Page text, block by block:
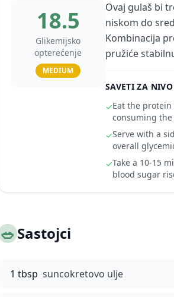
18.5
Glikemijsko
opterećenje
MEDIUM
Ovaj gulaš bi
niskom do
Kombinacija
pružiće
SAVETI ZA
✓Eat the
consuming
✓Serve with a
overall
✓Take a 10-15
blood sugar
🥗Sastojci
1 tbsp suncokretovo ulje